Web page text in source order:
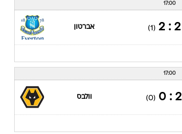
17:00
2 : 2
(1) אברטון
17:00
2 : 0
(0) וולבס